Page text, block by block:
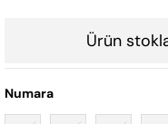
Ürün
Numara